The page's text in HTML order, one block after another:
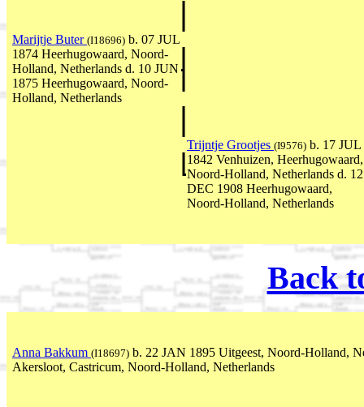
Marijtje Buter (I18696) b. 07 JUL
1874 Heerhugowaard, Noord-
Holland, Netherlands d. 10 JUN
1875 Heerhugowaard, Noord-
Holland, Netherlands
Trijntje Grootjes (I9576) b. 17 JUL
1842 Venhuizen, Heerhugowaard,
Noord-Holland, Netherlands d. 12
DEC 1908 Heerhugowaard,
Noord-Holland, Netherlands
Back
Anna Bakkum (I18697) b. 22 JAN 1895 Uitgeest, Noord-Holland,
Akersloot, Castricum, Noord-Holland, Netherlands